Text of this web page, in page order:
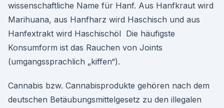
wissenschaftliche Name für Hanf. Aus Hanfkraut wird
Marihuana, aus Hanfharz wird Haschisch und aus
Hanfextrakt wird Haschischöl Die häufigste
Konsumform ist das Rauchen von Joints
(umgangssprachlich „kiffen“).
Cannabis bzw. Cannabisprodukte gehören nach dem
deutschen Betäubungsmittelgesetz zu den illegalen